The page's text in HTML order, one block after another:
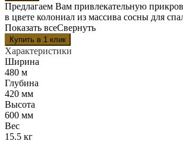
Предлагаем Вам привлекательную
в цвете колониал из массива сосны для
Показать всеСвернуть
Характеристики
Ширина
480 м
Глубина
420 мм
Высота
600 мм
Вес
15.5 кг